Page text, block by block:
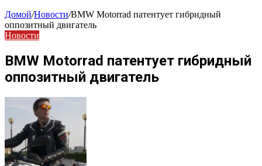
Домой/Новости/BMW Motorrad патентует гибридный
оппозитный двигатель
Новости
BMW Motorrad патентует гибридный
оппозитный двигатель